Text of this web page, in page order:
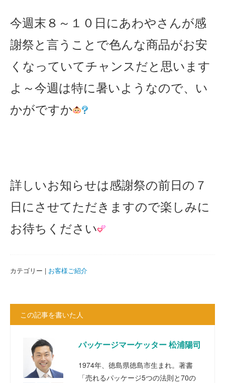
今週末８～１０日にあわやさんが感
謝祭と言うことで色んな商品がお安
くなっていてチャンスだと思います
よ～今週は特に暑いようなので、い
かがですか
詳しいお知らせは感謝祭の前日の７
日にさせてただきますので楽しみに
お待ちください
カテゴリー | お客様ご紹介
この記事を書いた人
パッケージマーケッター 松浦陽司
1974年、徳島県徳島市生まれ。著書
「売れるパッケージ5つの法則と70の